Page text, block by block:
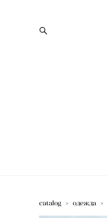
catalog > одежда >